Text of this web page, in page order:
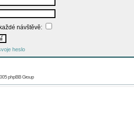
návštěvě:
heslo
phpBB Group